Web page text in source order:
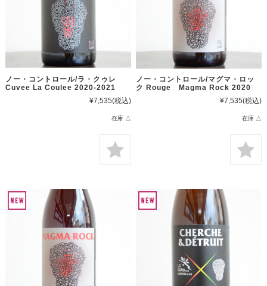
ノー・コントロール/ラ・クゥレ
Cuvee La Coulee 2020-2021
¥7,535(税込)
在庫 △
ノー・コントロール/マグマ・ロッ
ク Rouge Magma Rock 2020
¥7,535(税込)
在庫 △